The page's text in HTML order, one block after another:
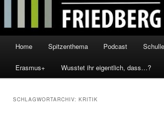
Home Spitzenthema Podcast
Erasmus+ Wusstet ihr eigentlich, dass…?
SCHLAGWORTARCHIV: KRITIK